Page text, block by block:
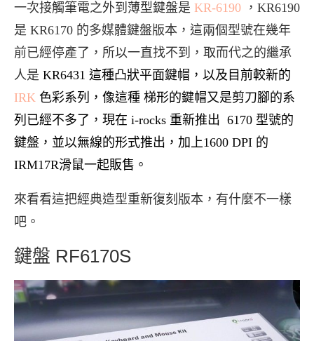
一次接觸筆電之外到薄型鍵盤是 KR-6190 ，KR6190
是 KR6170 的多媒體鍵盤版本，這兩個型號在幾年
前已經停產了，所以一直找不到，取而代之的繼承
人是 KR6431 這種凸狀平面鍵帽，以及目前較新的
IRK 色彩系列，像這種 梯形的鍵帽又是剪刀腳的系
列已經不多了，現在 i-rocks 重新推出 6170 型號的
鍵盤，並以無線的形式推出，加上1600 DPI 的
IRM17R滑鼠一起販售。
來看看這把經典造型重新復刻版本，有什麼不一樣
吧。
鍵盤 RF6170S